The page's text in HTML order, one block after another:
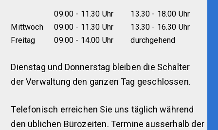
09.00 - 11.30 Uhr
13.30 - 18.00 Uhr
Mittwoch
09.00 - 11.30 Uhr
13.30 - 16.30 Uhr
Freitag
09.00 - 14.00 Uhr durchgehend
Dienstag und Donnerstag bleiben die Schalter
der Verwaltung den ganzen Tag geschlossen.
Telefonisch erreichen Sie uns täglich während
den üblichen Bürozeiten. Termine ausserhalb der